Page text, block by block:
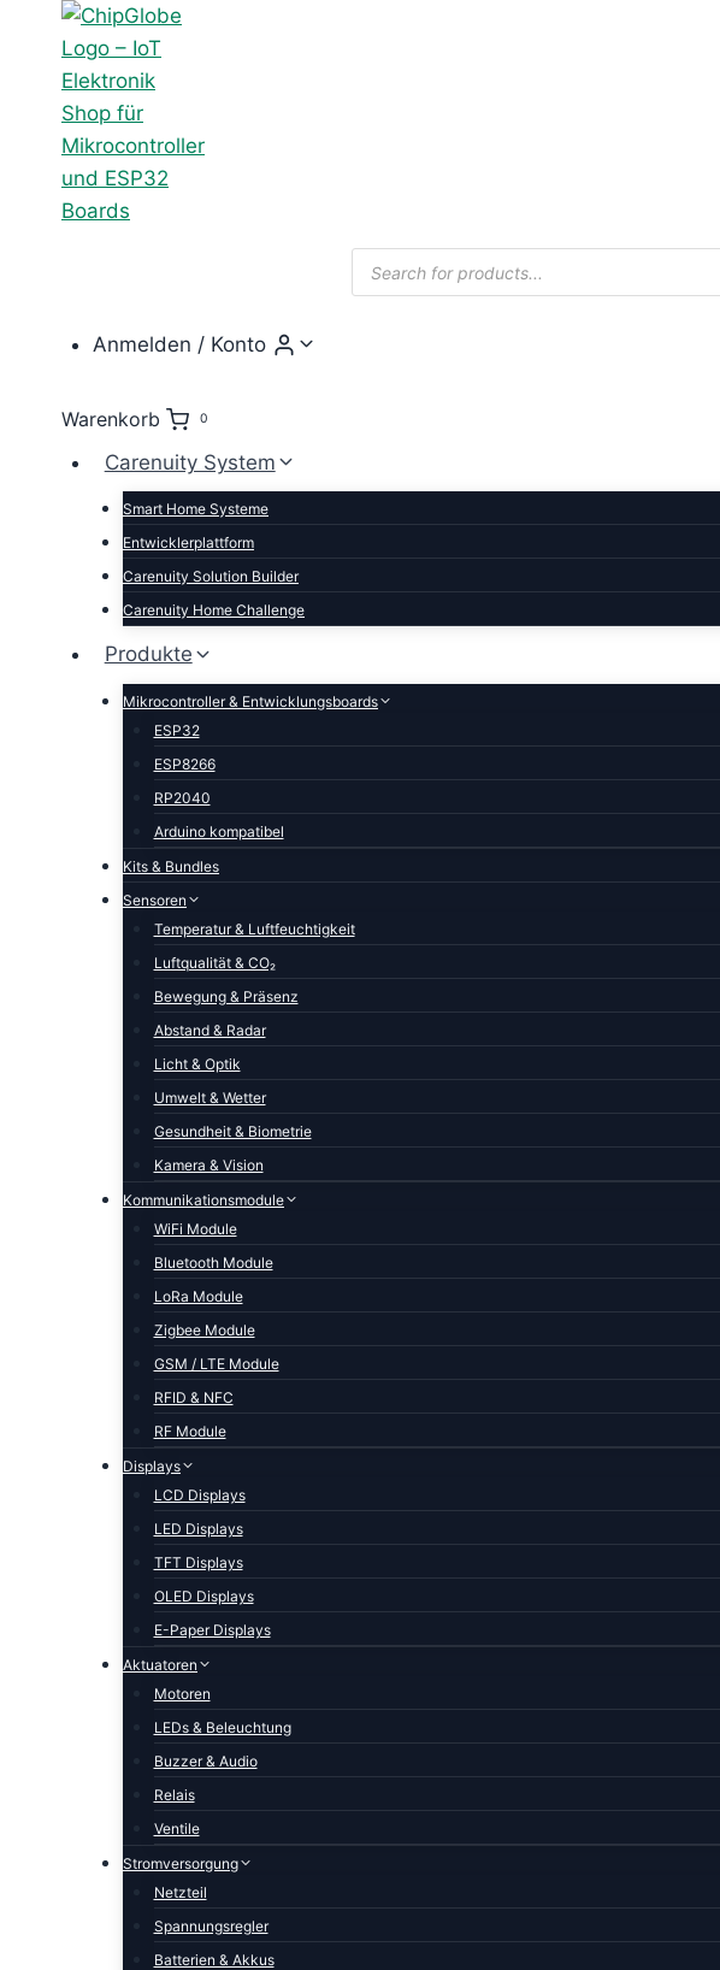
springen
Products
search
Anmelden / Konto
Warenkorb 0
Carenuity System
Smart Home Systeme
Entwicklerplattform
Carenuity Solution Builder
Carenuity Home Challenge
Produkte
Mikrocontroller & Entwicklungsboards
ESP32
ESP8266
RP2040
Arduino kompatibel
Kits & Bundles
Sensoren
Temperatur & Luftfeuchtigkeit
Luftqualität & CO₂
Bewegung & Präsenz
Abstand & Radar
Licht & Optik
Umwelt & Wetter
Gesundheit & Biometrie
Kamera & Vision
Kommunikationsmodule
WiFi Module
Bluetooth Module
LoRa Module
Zigbee Module
GSM / LTE Module
RFID & NFC
RF Module
Displays
LCD Displays
LED Displays
TFT Displays
OLED Displays
E-Paper Displays
Aktuatoren
Motoren
LEDs & Beleuchtung
Buzzer & Audio
Relais
Ventile
Stromversorgung
Netzteil
Spannungsregler
Batterien & Akkus